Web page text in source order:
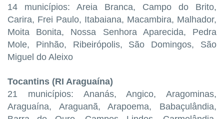
14 municípios: Areia Branca, Campo do Brito,
Carira, Frei Paulo, Itabaiana, Macambira, Malhador,
Moita Bonita, Nossa Senhora Aparecida, Pedra
Mole, Pinhão, Ribeirópolis, São Domingos, São
Miguel do Aleixo
Tocantins (RI Araguaína)
21 municípios: Ananás, Angico, Aragominas,
Araguaína, Araguanã, Arapoema, Babaçulândia,